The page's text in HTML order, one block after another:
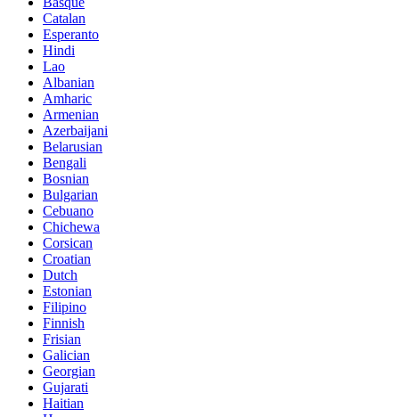
Catalan
Esperanto
Hindi
Lao
Albanian
Amharic
Armenian
Azerbaijani
Belarusian
Bengali
Bosnian
Bulgarian
Cebuano
Chichewa
Corsican
Croatian
Dutch
Estonian
Filipino
Finnish
Frisian
Galician
Georgian
Gujarati
Haitian